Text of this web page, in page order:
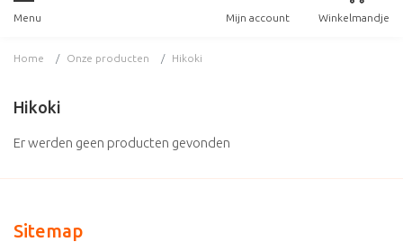
Menu Mijn account Winkelmandje
Home Onze producten Hikoki
Hikoki
Er werden geen producten gevonden
Sitemap